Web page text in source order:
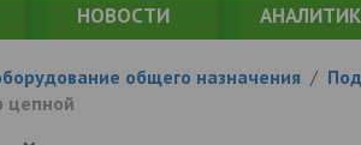
НОВОСТИ
общего назначения /
цепной